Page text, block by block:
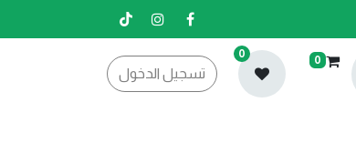
0
0
تسجيل الدخول